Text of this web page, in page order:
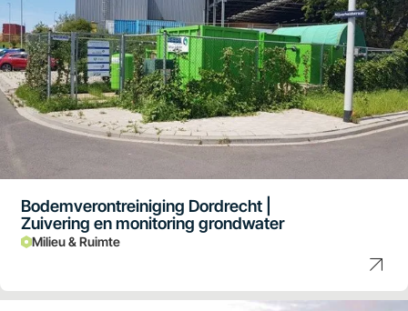
Bodemverontreiniging Dordrecht |
Zuivering en monitoring grondwater
Milieu & Ruimte